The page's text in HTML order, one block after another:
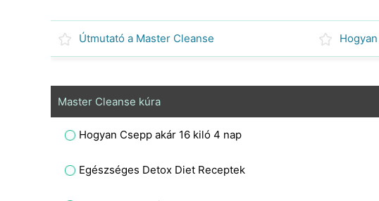
Útmutató a Master Cleanse
Master Cleanse kúra
Hogyan Csepp akár 16 kiló 4 nap
Egészséges Detox Diet Receptek